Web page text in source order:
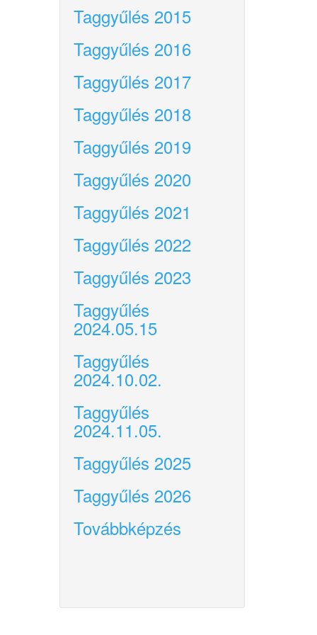
Taggyűlés 2015
Taggyűlés 2016
Taggyűlés 2017
Taggyűlés 2018
Taggyűlés 2019
Taggyűlés 2020
Taggyűlés 2021
Taggyűlés 2022
Taggyűlés 2023
Taggyűlés
2024.05.15
Taggyűlés
2024.10.02.
Taggyűlés
2024.11.05.
Taggyűlés 2025
Taggyűlés 2026
Továbbképzés